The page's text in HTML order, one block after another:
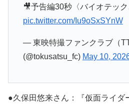
🎥予告編30秒〈バイオテッ
pic.twitter.com/Iu9oSxSYnW
— 東映特撮ファンクラブ（
(@tokusatsu_fc) May 10,
●久保田悠来さん：『仮面ライダ